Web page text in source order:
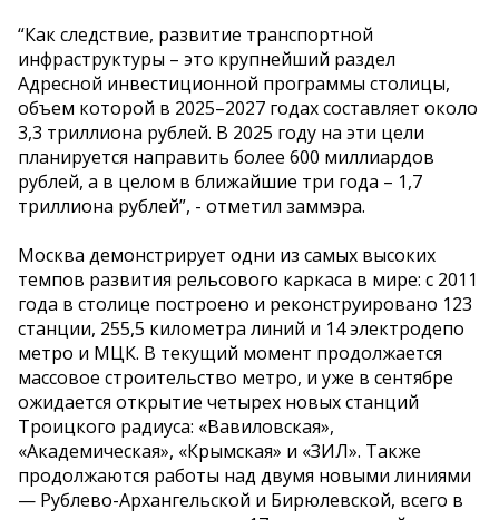
“Как следствие, развитие транспортной
инфраструктуры – это крупнейший раздел
Адресной инвестиционной программы столицы,
объем которой в 2025–2027 годах составляет около
3,3 триллиона рублей. В 2025 году на эти цели
планируется направить более 600 миллиардов
рублей, а в целом в ближайшие три года – 1,7
триллиона рублей”, - отметил заммэра.
Москва демонстрирует одни из самых высоких
темпов развития рельсового каркаса в мире: с 2011
года в столице построено и реконструировано 123
станции, 255,5 километра линий и 14 электродепо
метро и МЦК. В текущий момент продолжается
массовое строительство метро, и уже в сентябре
ожидается открытие четырех новых станций
Троицкого радиуса: «Вавиловская»,
«Академическая», «Крымская» и «ЗИЛ». Также
продолжаются работы над двумя новыми линиями
— Рублево-Архангельской и Бирюлевской, всего в